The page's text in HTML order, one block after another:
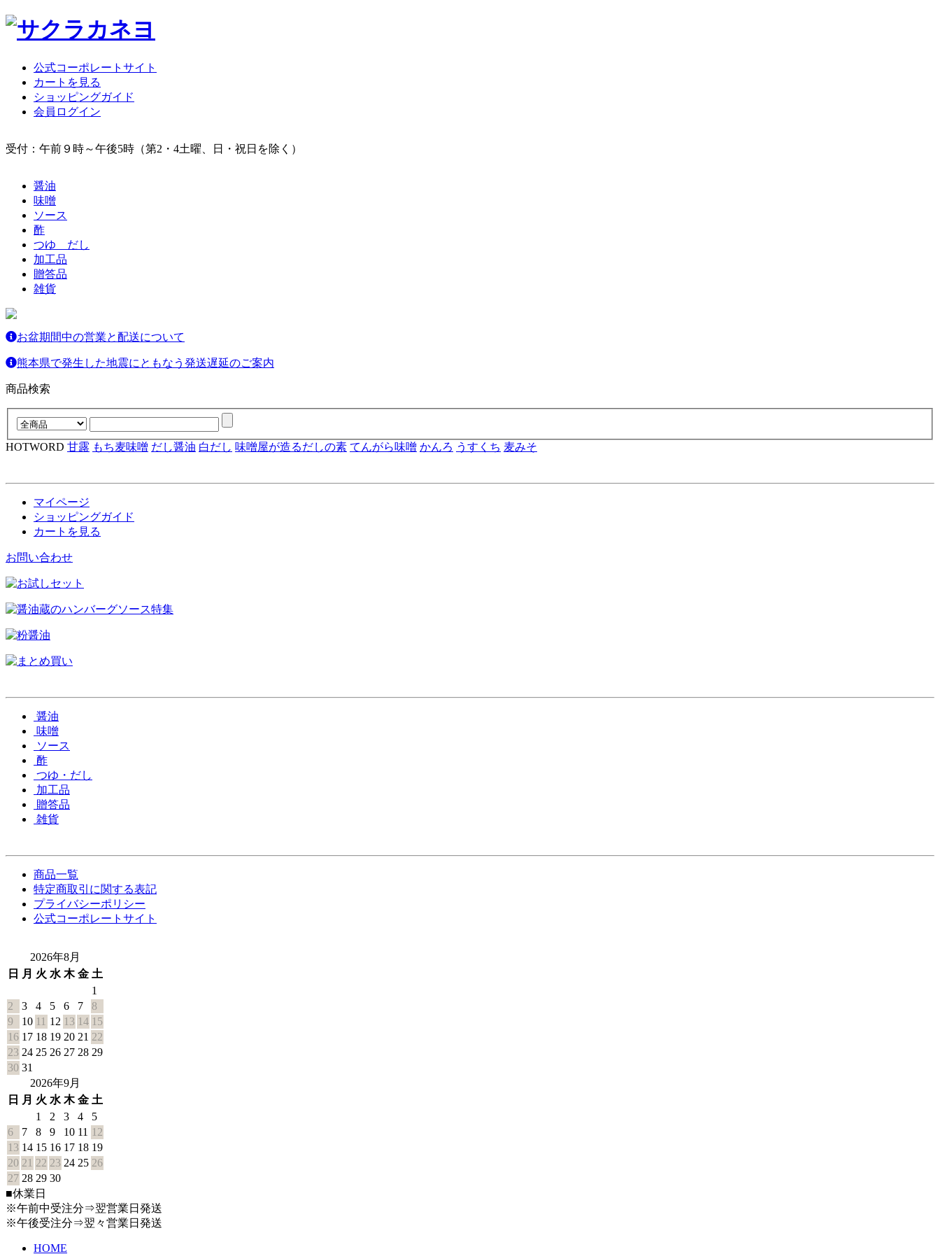
公式コーポレートサイト
カートを見る
ショッピングガイド
会員ログイン
受付：午前９時～午後5時（第2・4土曜、日・祝日を除く）
醤油
味噌
ソース
酢
つゆ だし
加工品
贈答品
雑貨
お盆期間中の営業と配送について
熊本県で発生した地震にともなう発送遅延のご案内
商品検索
HOTWORD 甘露 もち麦味噌 だし醤油 白だし 味噌屋が造るだしの素 てんがら味噌 かんろ うすくち 麦みそ
マイページ
ショッピングガイド
カートを見る
お問い合わせ
醤油
味噌
ソース
酢
つゆ・だし
加工品
贈答品
雑貨
商品一覧
特定商取引に関する表記
プライバシーポリシー
公式コーポレートサイト
2026年8月
日
月 火 水 木 金 土
1
2
3 4 5 6 7
8
9
10 11 12 13 14 15
16 17 18 19 20 21 22
23 24 25 26 27 28 29
30 31
2026年9月
日
月 火 水 木 金 土
1
2 3 4
5
6
7 8 9 10 11 12
13 14 15 16 17 18 19
20 21 22 23 24 25 26
27 28 29 30
■休業日
※午前中受注分⇒翌営業日発送
※午後受注分⇒翌々営業日発送
HOME